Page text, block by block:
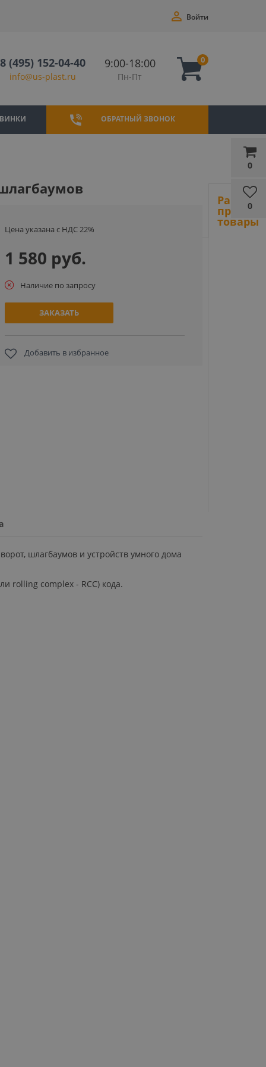
0
0
Войти
8 (495) 152-04-40
info@us-plast.ru
9:00-18:00
Пн-Пт
0
ОБРАТНЫЙ ЗВОНОК
Цена указана с НДС 22%
1 580 руб.
Наличие по запросу
ЗАКАЗАТЬ
Добавить в избранное
шлагбаумов и устройств умного дома
rolling complex - RCC) кода.
Ранее
товары